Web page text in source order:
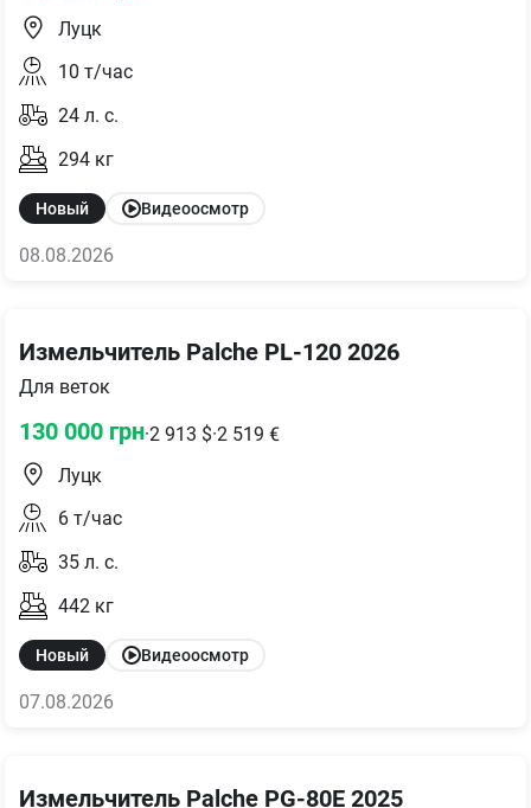
Луцк
10 т/час
24 л. с.
294 кг
Новый Видеоосмотр
08.08.2026
Измельчитель Palche PL-120 2026
Для веток
130 000 грн·2 913 $·2 519 €
Луцк
6 т/час
35 л. с.
442 кг
Новый Видеоосмотр
07.08.2026
Измельчитель Palche PG-80E 2025